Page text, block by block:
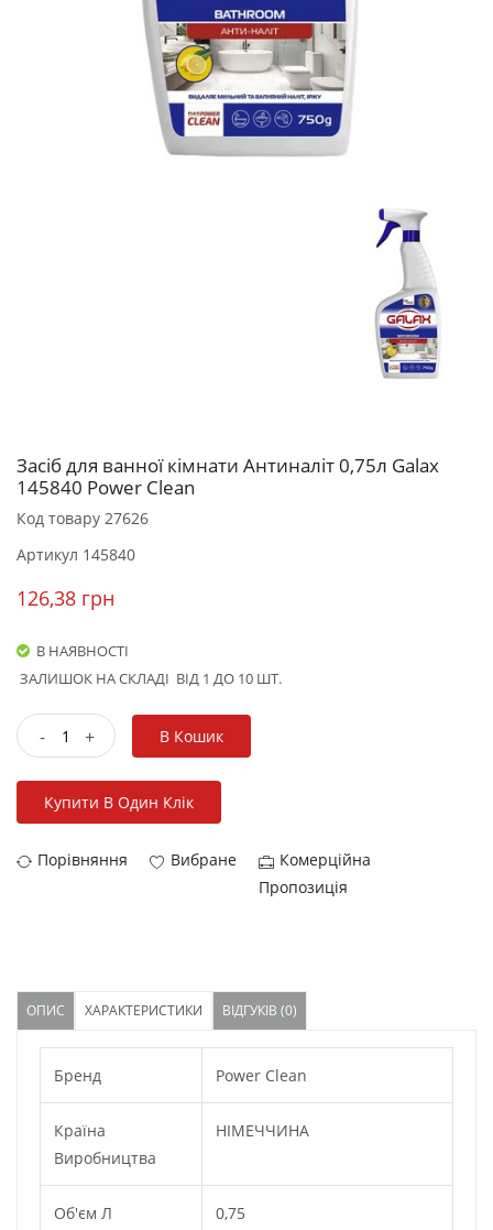
Засіб для ванної кімнати Антиналіт 0,75л Galax
145840 Power Clean
Код товару 27626
Артикул 145840
126,38 грн
В НАЯВНОСТІ
ЗАЛИШОК НА СКЛАДІ ВІД 1 ДО 10 ШТ.
- + В Кошик
Купити В Один Клік
Порівняння Вибране
Комерційна
Пропозиція
ОПИС ХАРАКТЕРИСТИКИ ВІДГУКІВ (0)
Бренд Power Clean
Країна
Виробництва
НІМЕЧЧИНА
Об'єм Л 0,75